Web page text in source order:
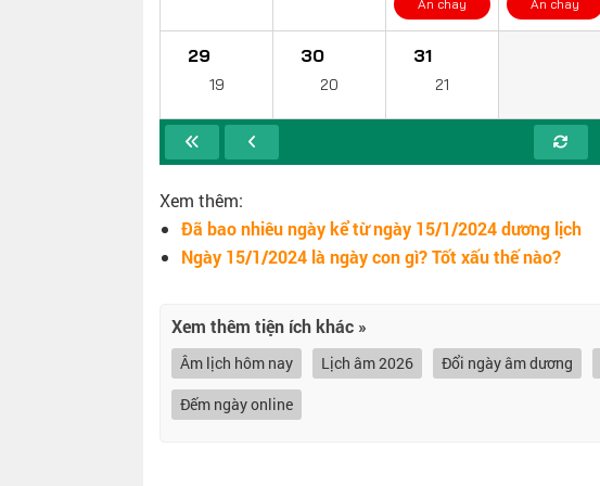
Ăn chay Ăn chay
29
19
30
20
31
21
Xem thêm:
Đã bao nhiêu ngày kể từ ngày 15/1/2024 dương lịch
Ngày 15/1/2024 là ngày con gì? Tốt xấu thế nào?
Xem thêm tiện ích khác »
Âm lịch hôm nay Lịch âm 2026 Đổi ngày âm dương
Đếm ngày online